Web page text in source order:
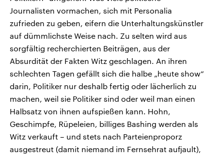
Journalisten vormachen, sich mit Personalia
zufrieden zu geben, eifern die Unterhaltungskünstler
auf dümmlichste Weise nach. Zu selten wird aus
sorgfältig recherchierten Beiträgen, aus der
Absurdität der Fakten Witz geschlagen. An ihren
schlechten Tagen gefällt sich die halbe „heute show“
darin, Politiker nur deshalb fertig oder lächerlich zu
machen, weil sie Politiker sind oder weil man einen
Halbsatz von ihnen aufspießen kann. Hohn,
Geschimpfe, Rüpeleien, billiges Bashing werden als
Witz verkauft – und stets nach Parteienproporz
ausgestreut (damit niemand im Fernsehrat aufjault),